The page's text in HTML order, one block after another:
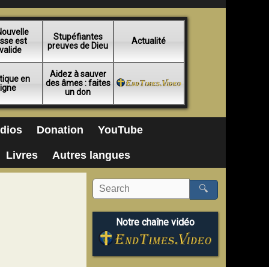
est
Stupéfiantes
preuves de Dieu
Actualité
en
ligne
Aidez à sauver
des âmes : faites
un don
Donation YouTube
Livres Autres langues
🔍
Notre chaîne vidéo